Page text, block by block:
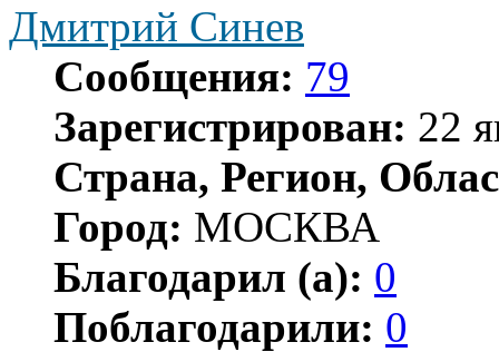
Дмитрий Синев
Сообщения: 79
Зарегистрирован: 22
Страна, Регион,
Город: МОСКВА
Благодарил (а): 0
Поблагодарили: 0